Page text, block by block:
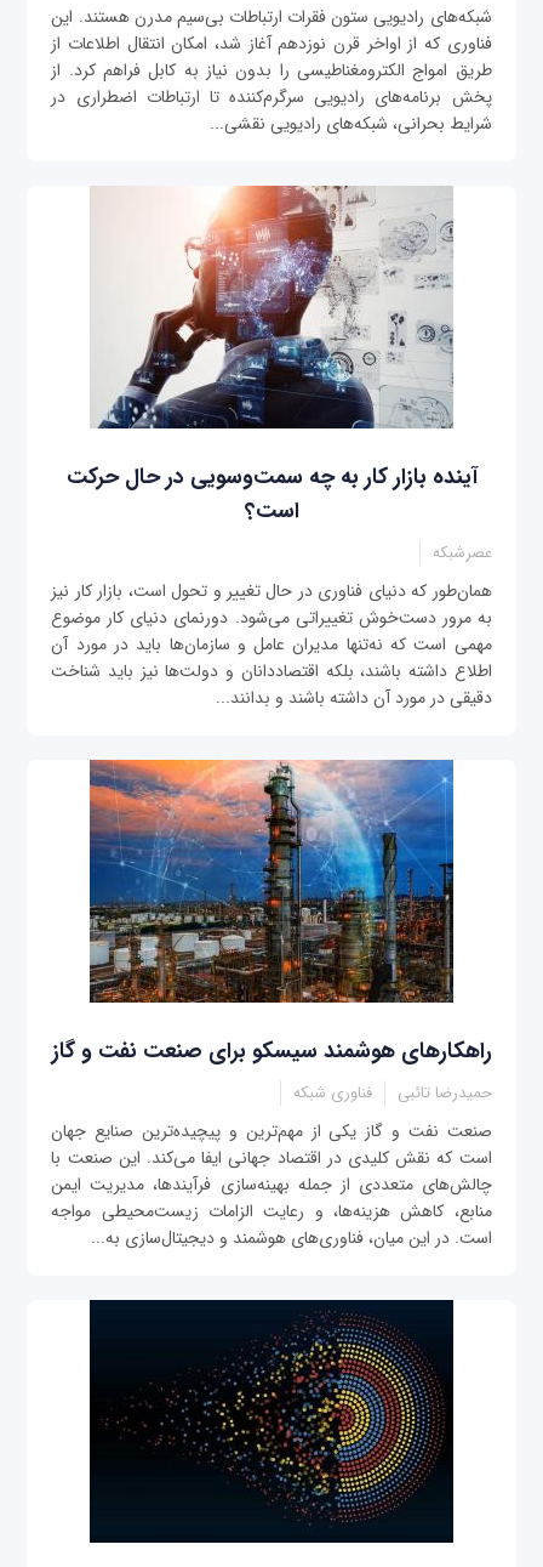
شبکه‌های رادیویی ستون فقرات ارتباطات بی‌سیم مدرن هستند. این
فناوری که از اواخر قرن نوزدهم آغاز شد، امکان انتقال اطلاعات از
طریق امواج الکترومغناطیسی را بدون نیاز به کابل فراهم کرد. از
پخش برنامه‌های رادیویی سرگرم‌کننده تا ارتباطات اضطراری در
شرایط بحرانی، شبکه‌های رادیویی نقشی...
آینده بازار کار به چه سمت‌وسویی در حال حرکت
است؟
عصرشبکه
همان‌طور که دنیای فناوری در حال تغییر و تحول است، بازار کار نیز
به مرور دست‌خوش تغییراتی می‌شود. دورنمای دنیای کار موضوع
مهمی است که نه‌تنها مدیران عامل و سازمان‌ها باید در مورد آن
اطلاع داشته باشند، بلکه اقتصاددانان و دولت‌ها نیز باید شناخت
دقیقی در مورد آن داشته باشند و بدانند...
راهکارهای هوشمند سیسکو برای صنعت نفت و گاز
حمیدرضا تائبی فناوری شبکه
صنعت نفت و گاز یکی از مهم‌ترین و پیچیده‌ترین صنایع جهان
است که نقش کلیدی در اقتصاد جهانی ایفا می‌کند. این صنعت با
چالش‌های متعددی از جمله بهینه‌سازی فرآیندها، مدیریت ایمن
منابع، کاهش هزینه‌ها، و رعایت الزامات زیست‌محیطی مواجه
است. در این میان، فناوری‌های هوشمند و دیجیتال‌سازی به...